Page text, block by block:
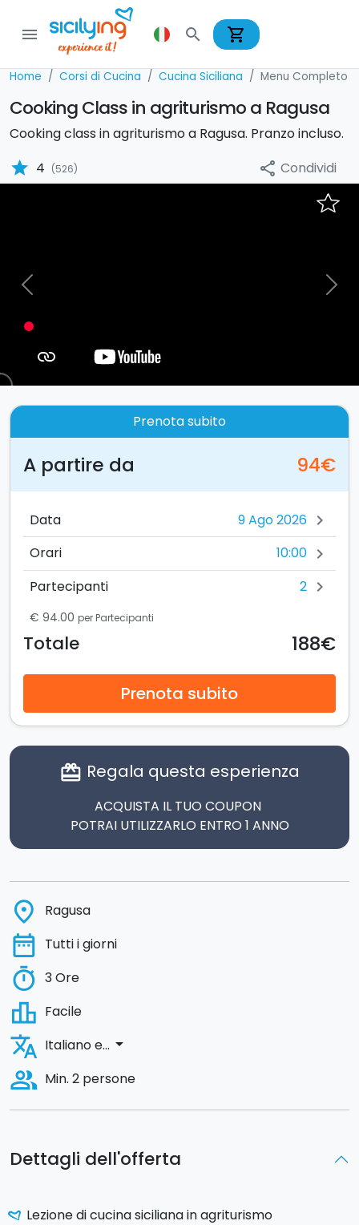
menu search shopping_cart
Home Corsi di Cucina Cucina Siciliana Menu Completo
Cooking Class in agriturismo a Ragusa
Cooking class in agriturismo a Ragusa. Pranzo incluso.
star 4 (526) share Condividi
Previous Next
Dettagli dell'offerta
Lezione di cucina siciliana in agriturismo
Prenota subito
A partire da 94€
Data chevron_right
Orari 10:00 chevron_right
Partecipanti 2 chevron_right
€ 94.00 per Partecipanti
Totale 188€
Prenota subito
card_giftcard Regala questa esperienza
ACQUISTA IL TUO COUPON
POTRAI UTILIZZARLO ENTRO 1 ANNO
place Ragusa
date_range Tutti i giorni
timer 3 Ore
leaderboard Facile
translate Italiano e... arrow_drop_down
people_alt Min. 2 persone